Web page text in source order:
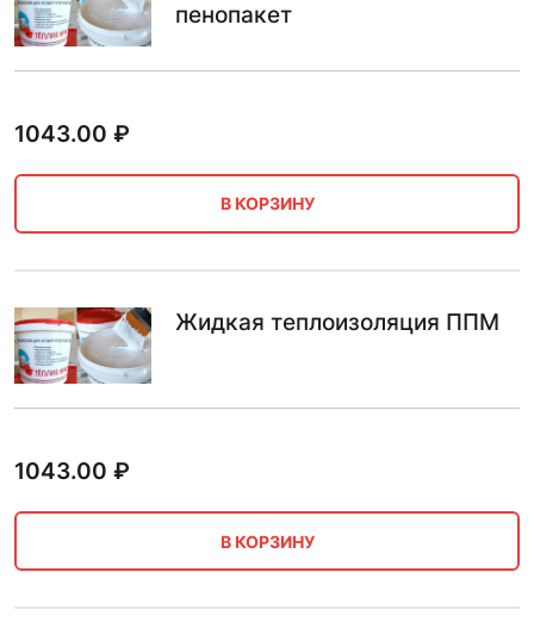
пенопакет
1043.00 ₽
В КОРЗИНУ
Жидкая теплоизоляция ППМ
1043.00 ₽
В КОРЗИНУ